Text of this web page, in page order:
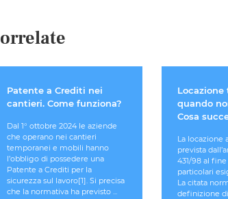
Patente a Crediti nei
cantieri. Come funziona?
Dal 1° ottobre 2024 le aziende
che operano nei cantieri
temporanei e mobili hanno
l’obbligo di possedere una
Patente a Crediti per la
sicurezza sul lavoro[1]. Si precisa
che la normativa ha previsto ...
Locazione
quando
Cosa
La locazione
prevista
431/98 al
particolari
La citata
definizione